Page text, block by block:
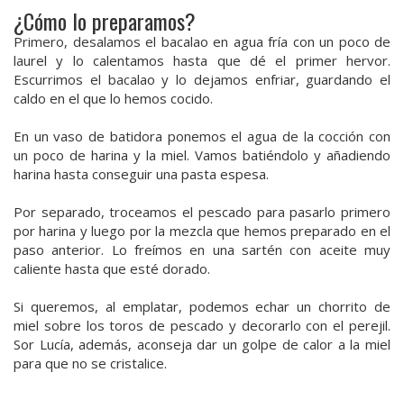
¿Cómo lo preparamos?
Primero, desalamos el bacalao en agua fría con un poco de
laurel y lo calentamos hasta que dé el primer hervor.
Escurrimos el bacalao y lo dejamos enfriar, guardando el
caldo en el que lo hemos cocido.
En un vaso de batidora ponemos el agua de la cocción con
un poco de harina y la miel. Vamos batiéndolo y añadiendo
harina hasta conseguir una pasta espesa.
Por separado, troceamos el pescado para pasarlo primero
por harina y luego por la mezcla que hemos preparado en el
paso anterior. Lo freímos en una sartén con aceite muy
caliente hasta que esté dorado.
Si queremos, al emplatar, podemos echar un chorrito de
miel sobre los toros de pescado y decorarlo con el perejil.
Sor Lucía, además, aconseja dar un golpe de calor a la miel
para que no se cristalice.